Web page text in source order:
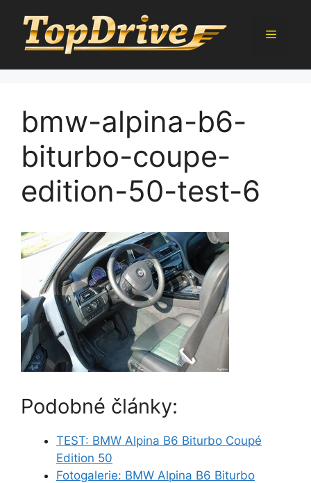
obsah
Menu
bmw-alpina-b6-
biturbo-coupe-
edition-50-test-6
Podobné články:
TEST: BMW Alpina B6 Biturbo Coupé
Edition 50
Fotogalerie: BMW Alpina B6 Biturbo